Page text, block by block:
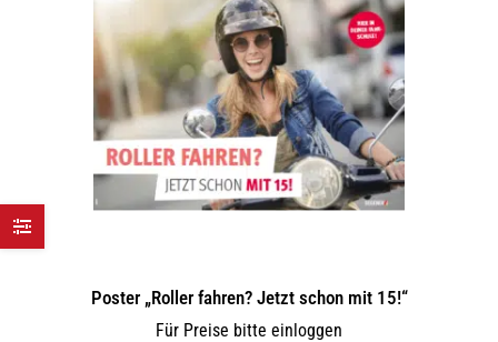
Poster „Roller fahren? Jetzt schon mit 15!“
Für Preise bitte einloggen